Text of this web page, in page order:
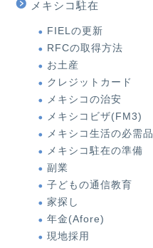
メキシコ駐在
FIELの更新
RFCの取得方法
お土産
クレジットカード
メキシコの治安
メキシコビザ(FM3)
メキシコ生活の必需品
メキシコ駐在の準備
副業
子どもの通信教育
家探し
年金(Afore)
現地採用